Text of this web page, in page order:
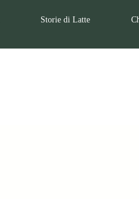
Storie di Latte